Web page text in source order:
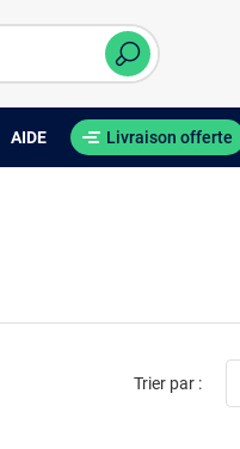
AIDE Livraison offerte
Trier par :